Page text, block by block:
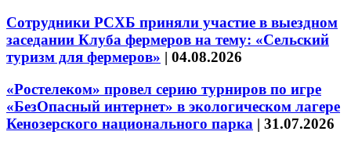
Сотрудники РСХБ приняли участие в выездном
заседании Клуба фермеров на тему: «Сельский
туризм для фермеров» | 04.08.2026
«Ростелеком» провел серию турниров по игре
«БезОпасный интернет» в экологическом лагере
Кенозерского национального парка | 31.07.2026